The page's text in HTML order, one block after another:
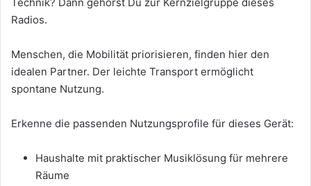
Technik? Dann gehörst Du zur Kernzielgruppe dieses
Radios.
Menschen, die Mobilität priorisieren, finden hier den
idealen Partner. Der leichte Transport ermöglicht
spontane Nutzung.
Erkenne die passenden Nutzungsprofile für dieses Gerät:
Haushalte mit praktischer Musiklösung für mehrere
Räume